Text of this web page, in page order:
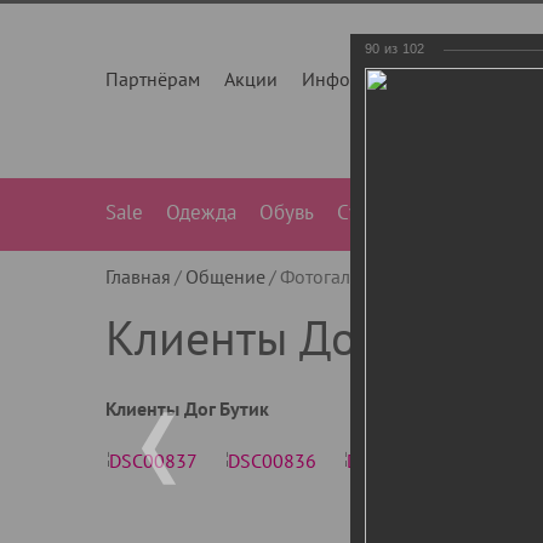
Партнёрам Акции Инфо О нас
Sale Одежда Обувь Сумки
Главная Общение Фотогалерея
Клиенты Дог Бутик
Клиенты Дог Бутик
90 из 102